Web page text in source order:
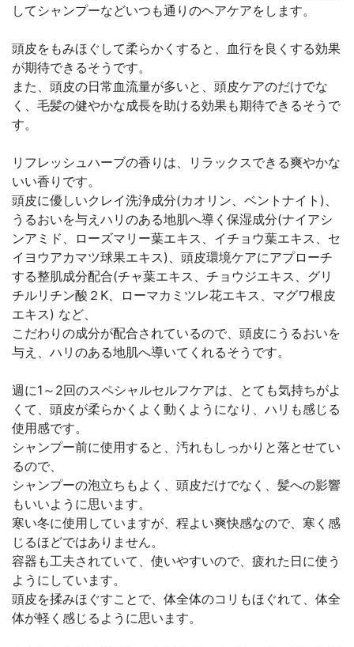
してシャンプーなどいつも通りのヘアケアをします。
頭皮をもみほぐして柔らかくすると、血行を良くする効果
が期待できるそうです。
また、頭皮の日常血流量が多いと、頭皮ケアのだけでな
く、毛髪の健やかな成長を助ける効果も期待できるそうで
す。
リフレッシュハーブの香りは、リラックスできる爽やかな
いい香りです。
頭皮に優しいクレイ洗浄成分(カオリン、ベントナイト)、
うるおいを与えハリのある地肌へ導く保湿成分(ナイアシ
ンアミド、ローズマリー葉エキス、イチョウ葉エキス、セ
イヨウアカマツ球果エキス)、頭皮環境ケアにアプローチ
する整肌成分配合(チャ葉エキス、チョウジエキス、グリ
チルリチン酸２K、ローマカミツレ花エキス、マグワ根皮
エキス) など、
こだわりの成分が配合されているので、頭皮にうるおいを
与え、ハリのある地肌へ導いてくれるそうです。
週に1～2回のスペシャルセルフケアは、とても気持ちがよ
くて、頭皮が柔らかくよく動くようになり、ハリも感じる
使用感です。
シャンプー前に使用すると、汚れもしっかりと落とせてい
るので、
シャンプーの泡立ちもよく、頭皮だけでなく、髪への影響
もいいように思います。
寒い冬に使用していますが、程よい爽快感なので、寒く感
じるほどではありません。
容器も工夫されていて、使いやすいので、疲れた日に使う
ようにしています。
頭皮を揉みほぐすことで、体全体のコリもほぐれて、体全
体が軽く感じるように思います。